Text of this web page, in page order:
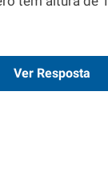
Ver Resposta